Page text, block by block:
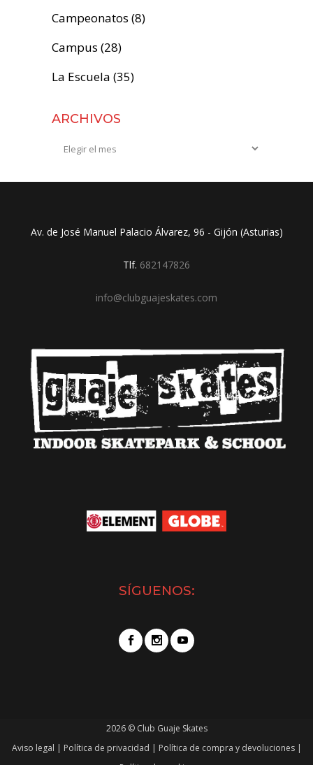
Campeonatos (8)
Campus (28)
La Escuela (35)
ARCHIVOS
Archivos
Av. de José Manuel Palacio Álvarez, 96 - Gijón (Asturias)
Tlf. 682147826
info@clubguajeskates.com
SÍGUENOS:
2026 © Club Guaje Skates
Aviso legal | Política de privacidad | Política de compra y devoluciones|